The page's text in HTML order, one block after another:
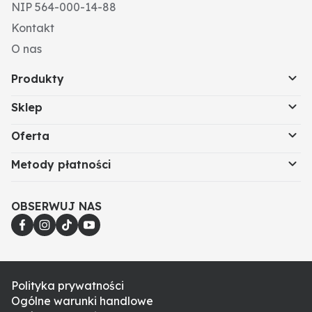
48 godzinach od zastosowania.
NIP 564-000-14-88
Kontakt
O nas
Produkty
Sklep
Oferta
Metody płatności
OBSERWUJ NAS
Polityka prywatności
Ogólne warunki handlowe